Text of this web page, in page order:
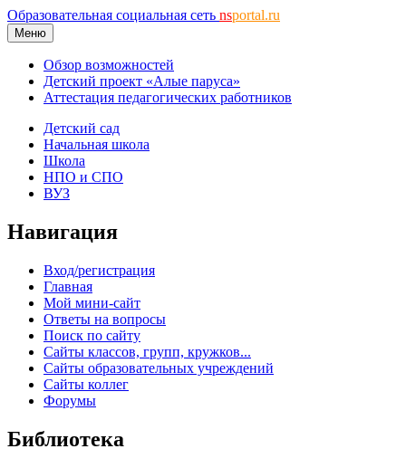
Образовательная социальная сеть nsportal.ru
Меню
Обзор возможностей
Детский проект «Алые паруса»
Аттестация педагогических работников
Детский сад
Начальная школа
Школа
НПО и СПО
ВУЗ
Навигация
Вход/регистрация
Главная
Мой мини-сайт
Ответы на вопросы
Поиск по сайту
Сайты классов, групп, кружков...
Сайты образовательных учреждений
Сайты коллег
Форумы
Библиотека